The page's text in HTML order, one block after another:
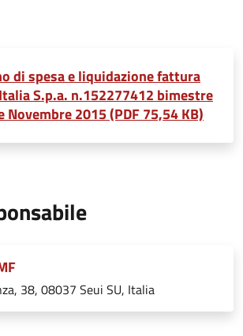
di spesa e liquidazione fattura
S.p.a. n.152277412 bimestre
Novembre 2015 (PDF 75,54 KB)
38, 08037 Seui SU, Italia